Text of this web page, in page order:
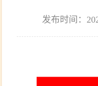
发布时间：